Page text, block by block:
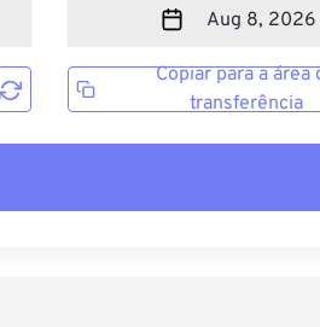
Copiar para a área
transferência